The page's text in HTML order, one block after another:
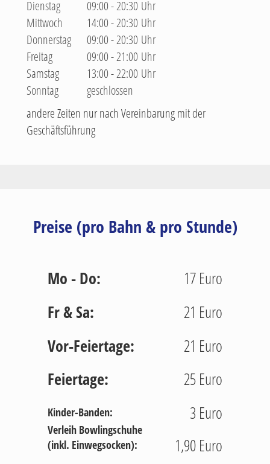
Dienstag
09:00 - 20:30 Uhr
Mittwoch
14:00 - 20:30 Uhr
Donnerstag
09:00 - 20:30 Uhr
Freitag
09:00 - 21:00 Uhr
Samstag
13:00 - 22:00 Uhr
Sonntag
geschlossen
andere Zeiten nur nach Vereinbarung mit der
Geschäftsführung
Preise (pro Bahn & pro Stunde)
Mo - Do:
17 Euro
Fr & Sa:
21 Euro
Vor-Feiertage:
Feiertage:
21 Euro
25 Euro
Kinder-Banden:
Verleih Bowlingschuhe
(inkl. Einwegsocken):
3 Euro
1,90 Euro